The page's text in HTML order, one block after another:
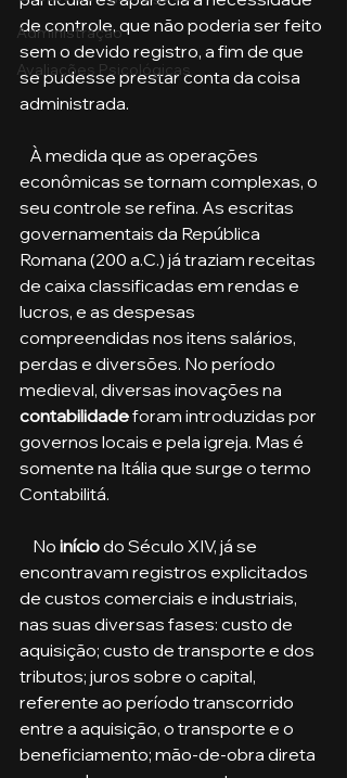
Administração
Avaliações Psicológicas
de controle, que não poderia ser feito
sem o devido registro, a fim de que
se pudesse prestar conta da coisa
administrada.
econômicas se tornam complexas, o
seu controle se refina. As escritas
governamentais da República
Romana (200 a.C.) já traziam receitas
de caixa classificadas em rendas e
lucros, e as despesas
compreendidas nos itens salários,
perdas e diversões. No período
medieval, diversas inovações na
contabilidade foram introduzidas por
governos locais e pela igreja. Mas é
somente na Itália que surge o termo
Contabilitá.
    No
início do Século XIV, já se
encontravam registros explicitados
de custos comerciais e industriais,
nas suas diversas fases: custo de
aquisição; custo de transporte e dos
tributos; juros sobre o capital,
referente ao período transcorrido
entre a aquisição, o transporte e o
beneficiamento; mão-de-obra direta